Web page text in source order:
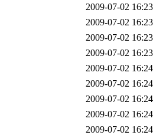
2009-07-02 16:23
2009-07-02 16:23
2009-07-02 16:23
2009-07-02 16:23
2009-07-02 16:24
2009-07-02 16:24
2009-07-02 16:24
2009-07-02 16:24
2009-07-02 16:24